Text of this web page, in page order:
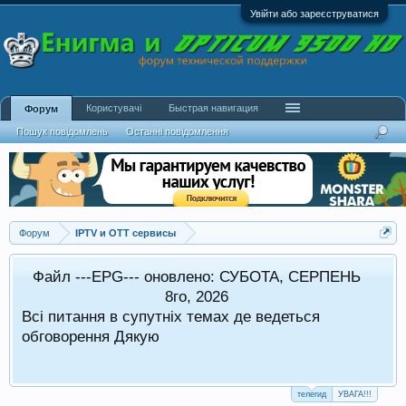
Увійти або зареєструватися
Форум IPTV и OTT сервисы
стандартному режимі.
в супутніх темах
Файл ---EPG--- оновлено: СУБОТА, СЕРПЕНЬ
8го, 2026
Всі питання в супутніх темах де ведеться
обговорення Дякую
телегид УВАГА!!!
Форум
Пошук повідомлень Останні повідомлення
Користувачі Быстрая навигация